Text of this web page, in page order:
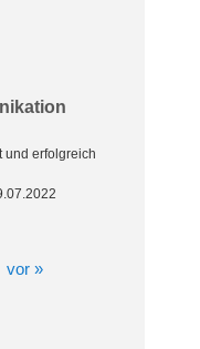
und erfolgreich
vor »